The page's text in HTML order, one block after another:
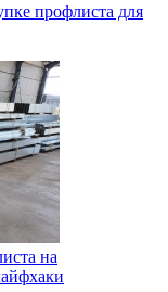
профлиста для
на